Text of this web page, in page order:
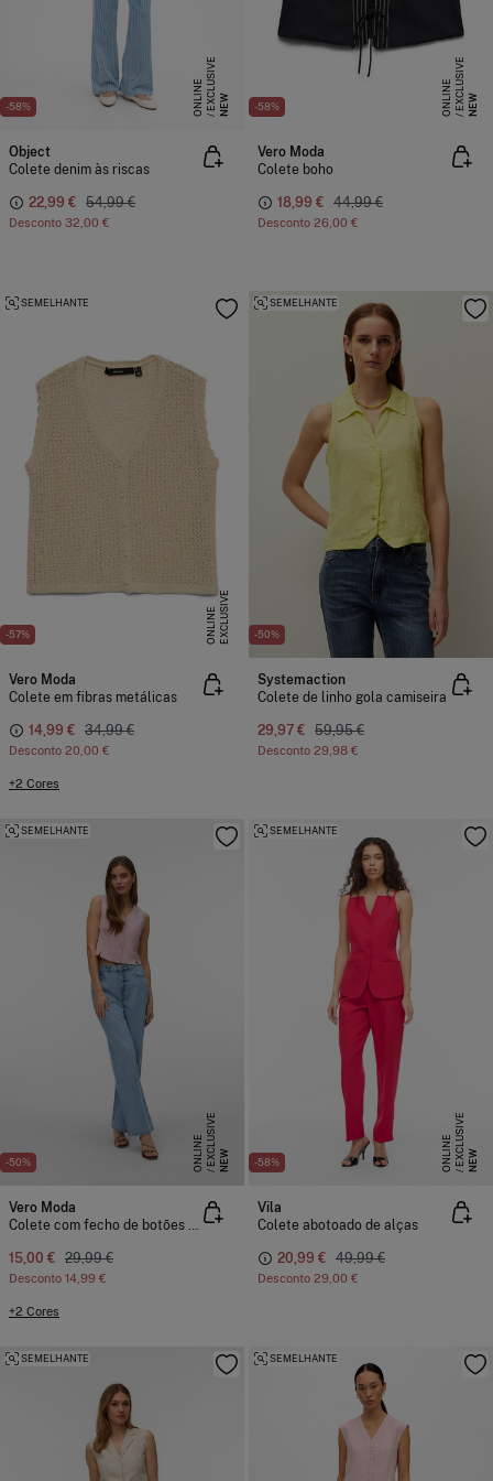
-58% NEW
E
X
C
L
US
I
V
E
O
N
L
I
N
E
Object
Colete denim às riscas
22,99 € 54,99 €
Desconto 32,00 €
-58% NEW
E
X
C
L
US
I
V
E
O
N
L
I
N
E
Vero Moda
Colete boho
18,99 € 44,99 €
Desconto 26,00 €
-57% E
X
C
L
U
SI
V
E
O
N
L
I
N
E
SEMELHANTE
Vero Moda
Colete em fibras metálicas
14,99 € 34,99 €
Desconto 20,00 €
+2 Cores
-50%
SEMELHANTE
Systemaction
Colete de linho gola camiseira
29,97 € 59,95 €
Desconto 29,98 €
-50% NEW
E
X
C
L
US
I
V
E
O
N
L
I
N
E
SEMELHANTE
Vero Moda
Colete com fecho de botões e abertura frontal
15,00 € 29,99 €
Desconto 14,99 €
+2 Cores
-58% NEW
E
X
C
L
US
I
V
E
O
N
L
I
N
E
SEMELHANTE
Vila
Colete abotoado de alças
20,99 € 49,99 €
Desconto 29,00 €
SEMELHANTE SEMELHANTE